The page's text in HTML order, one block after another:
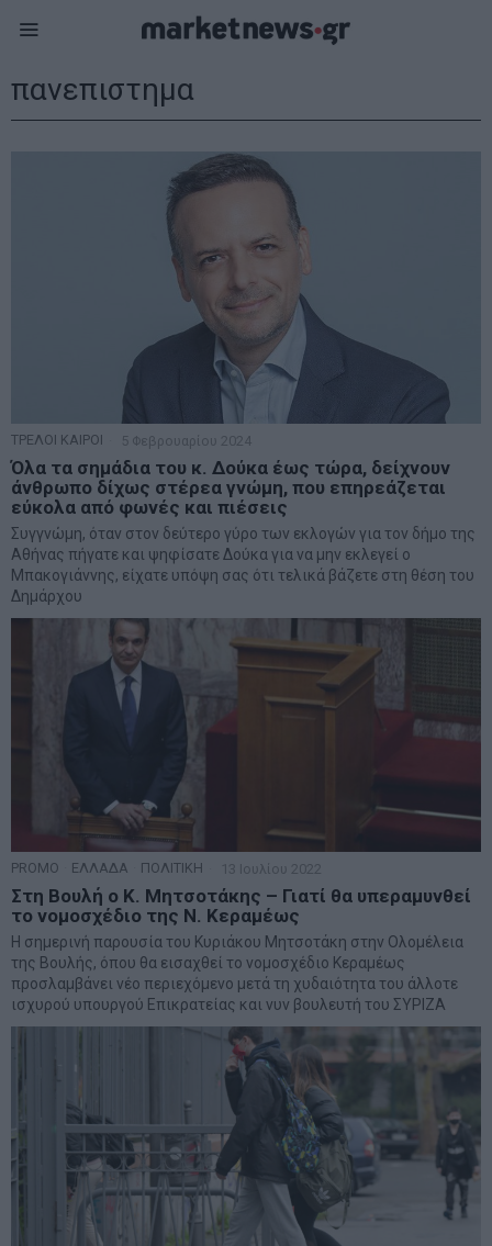
πανεπιστημα
ΤΡΕΛΟΙ ΚΑΙΡΟΙ 5 Φεβρουαρίου 2024
Όλα τα σημάδια του κ. Δούκα έως τώρα, δείχνουν
άνθρωπο δίχως στέρεα γνώμη, που επηρεάζεται
εύκολα από φωνές και πιέσεις
Συγγνώμη, όταν στον δεύτερο γύρο των εκλογών για τον δήμο της
Αθήνας πήγατε και ψηφίσατε Δούκα για να μην εκλεγεί ο
Μπακογιάννης, είχατε υπόψη σας ότι τελικά βάζετε στη θέση του
Δημάρχου
PROMO ΕΛΛΑΔΑ ΠΟΛΙΤΙΚΗ 13 Ιουλίου 2022
Στη Βουλή ο Κ. Μητσοτάκης – Γιατί θα υπεραμυνθεί
το νομοσχέδιο της Ν. Κεραμέως
Η σημερινή παρουσία του Κυριάκου Μητσοτάκη στην Ολομέλεια
της Βουλής, όπου θα εισαχθεί το νομοσχέδιο Κεραμέως
προσλαμβάνει νέο περιεχόμενο μετά τη χυδαιότητα του άλλοτε
ισχυρού υπουργού Επικρατείας και νυν βουλευτή του ΣΥΡΙΖΑ